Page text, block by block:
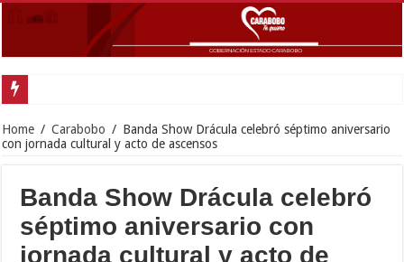
Home / Carabobo / Banda Show Drácula celebró séptimo aniversario
con jornada cultural y acto de ascensos
Banda Show Drácula celebró
séptimo aniversario con
jornada cultural y acto de